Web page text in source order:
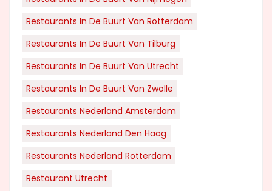
Restaurants In De Buurt Van Rotterdam
Restaurants In De Buurt Van Tilburg
Restaurants In De Buurt Van Utrecht
Restaurants In De Buurt Van Zwolle
Restaurants Nederland Amsterdam
Restaurants Nederland Den Haag
Restaurants Nederland Rotterdam
Restaurant Utrecht